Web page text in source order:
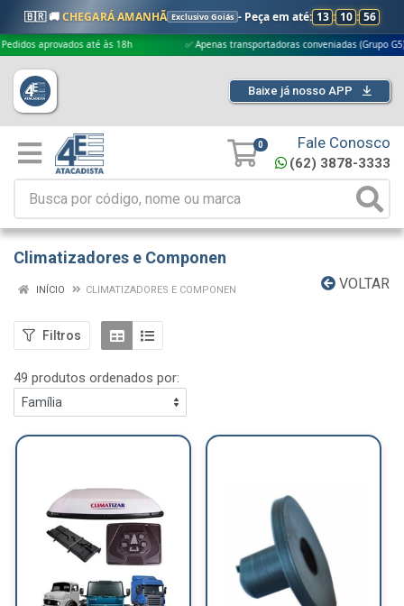
🇧🇷 🚚CHEGARÁ AMANHÃ Exclusivo Goiás - Peça em até: 13 : 10 : 55
até às 18h ✅ Apenas transportadoras conveniadas (Grupo G5) 🎁
Baixe já nosso APP
0 Fale Conosco
(62) 3878-3333
Climatizadores e Componen
VOLTAR
INÍCIO CLIMATIZADORES E COMPONEN
Filtros
49 produtos ordenados por: